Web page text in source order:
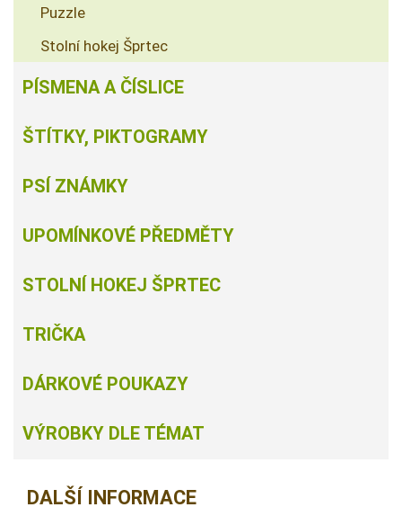
Puzzle
Stolní hokej Šprtec
PÍSMENA A ČÍSLICE
ŠTÍTKY, PIKTOGRAMY
PSÍ ZNÁMKY
UPOMÍNKOVÉ PŘEDMĚTY
STOLNÍ HOKEJ ŠPRTEC
TRIČKA
DÁRKOVÉ POUKAZY
VÝROBKY DLE TÉMAT
DALŠÍ INFORMACE